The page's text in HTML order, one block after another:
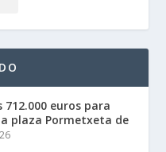
euros para
plaza Pormetxeta de